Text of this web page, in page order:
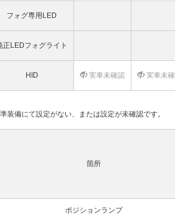
フォグ専用LED
正LEDフォグライト
HID 実車未確認 実車未確
装備にて設定がない、または設定が未確認です。
箇所
ポジションランプ